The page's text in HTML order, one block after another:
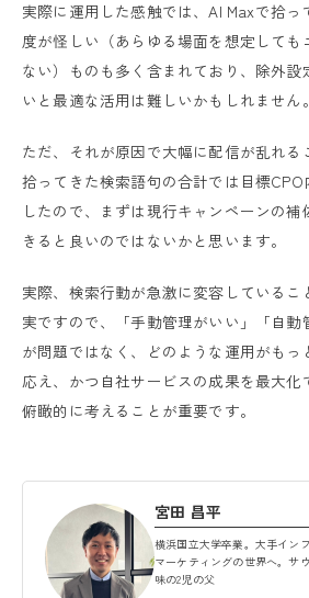
実際に運用した感触では、AI Maxで拾
度が怪しい（あらゆる場面を想定しても
ない）ものも多く含まれており、除外設
いと最適な活用は難しいかもしれません。
ただ、それが原因で大幅に配信が乱れる
拾ってきた検索語句の合計では目標CPO
したので、まずは現行キャンペーンの補
きると良いのではないかと思います。
実際、検索行動が急激に変容しているこ
実ですので、「手動管理がいい」「自
が問題ではなく、どのような運用がもっ
応え、かつ自社サービスの成果を最大化
俯瞰的に考えることが重要です。
宮田 昌平
横浜国立大学卒業。大手イン
マーケティングの世界へ。サ
味の2児の父